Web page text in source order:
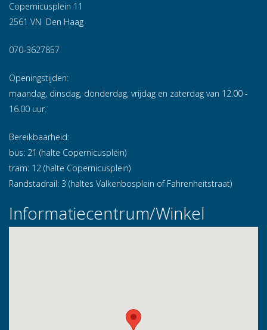
Copernicusplein 11
2561 VN Den Haag
070-3627857
Openingstijden:
maandag, dinsdag, donderdag, vrijdag en zaterdag van 12.00 -
16.00 uur.
Bereikbaarheid:
bus: 21 (halte Copernicusplein)
tram: 12 (halte Copernicusplein)
Randstadrail: 3 (haltes Valkenbosplein of Fahrenheitstraat)
Informatiecentrum/Winkel